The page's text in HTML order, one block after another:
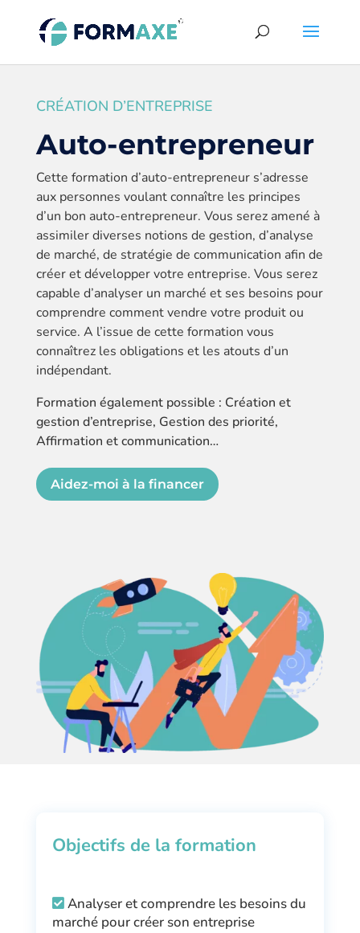
CRÉATION D’ENTREPRISE
Auto-entrepreneur
Cette formation d’auto-entrepreneur s’adresse
aux personnes voulant connaître les principes
d’un bon auto-entrepreneur. Vous serez amené à
assimiler diverses notions de gestion, d’analyse
de marché, de stratégie de communication afin de
créer et développer votre entreprise. Vous serez
capable d’analyser un marché et ses besoins pour
comprendre comment vendre votre produit ou
service. A l’issue de cette formation vous
connaîtrez les obligations et les atouts d’un
indépendant.
Formation également possible : Création et
gestion d’entreprise, Gestion des priorité,
Affirmation et communication…
Aidez-moi à la financer
Objectifs de la formation
Analyser et comprendre les besoins du
marché pour créer son entreprise